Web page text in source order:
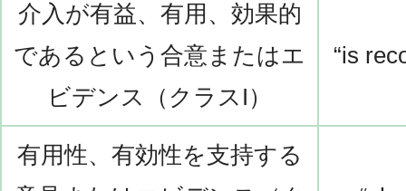
介入が有益、有用、効果的
であるという合意またはエ
ビデンス（クラスI）
“is
有用性、有効性を支持する